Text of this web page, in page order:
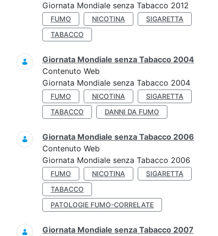
Giornata Mondiale senza Tabacco 2012
FUMO NICOTINA
SIGARETTA
TABACCO
Giornata Mondiale senza Tabacco 2004
Contenuto Web
Giornata Mondiale senza Tabacco 2004
FUMO NICOTINA
SIGARETTA
TABACCO
DANNI DA FUMO
Giornata Mondiale senza Tabacco 2006
Contenuto Web
Giornata Mondiale senza Tabacco 2006
FUMO NICOTINA
SIGARETTA
TABACCO
PATOLOGIE FUMO-CORRELATE
Giornata Mondiale senza Tabacco 2007